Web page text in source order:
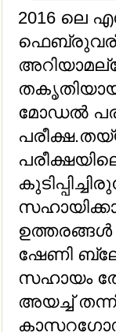
2016 ലെ
ഫെബ്രുവരി
മോഡല്‍
ഷേണി
സഹായം
അയച്ച്